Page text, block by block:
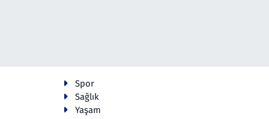
Spor
Sağlık
Yaşam